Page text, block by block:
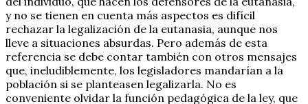
y no se tienen en cuenta más aspectos es difícil
rechazar la legalización de la eutanasia, aunque nos
lleve a situaciones absurdas. Pero además de esta
referencia se debe contar también con otros mensajes
que, ineludiblemente, los legisladores mandarían a la
población si se planteasen legalizarla. No es
conveniente olvidar la función pedagógica de la ley, que